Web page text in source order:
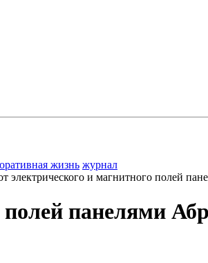
жизнь журнал
электрического и магнитного полей
полей панелями